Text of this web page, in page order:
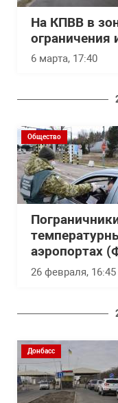
На КПВВ в
ограничения
6 марта, 17:40
Общество
аэропортах
26 февраля, 16:45
Донбасс